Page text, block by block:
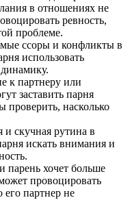
в отношениях не
ревность,
проблеме.
ссоры и конфликты в
использовать
к партнеру или
заставить парня
проверить, насколько
скучная рутина в
искать внимания и
парень хочет больше
провоцировать
его партнер не